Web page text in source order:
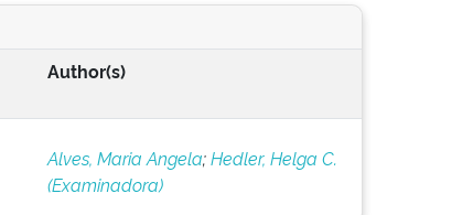
Author(s)
Alves, Maria Angela;Hedler, Helga C.
(Examinadora)